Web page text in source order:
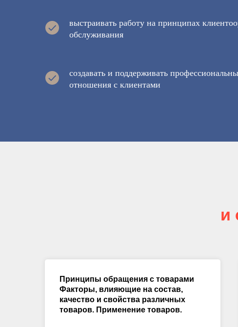
выстраивать работу на принципах
обслуживания
создавать и поддерживать
отношения с клиентами
и
Принципы обращения с товарами
Факторы, влияющие на состав,
качество и свойства различных
товаров. Применение товаров.